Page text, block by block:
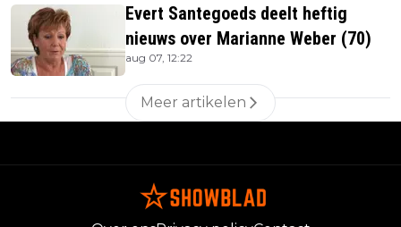
Evert Santegoeds deelt heftig
nieuws over Marianne Weber (70)
aug 07, 12:22
Meer artikelen